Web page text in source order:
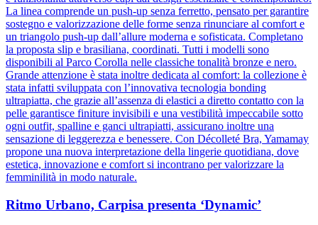
La linea comprende un push-up senza ferretto, pensato per garantire
sostegno e valorizzazione delle forme senza rinunciare al comfort e
un triangolo push-up dall’allure moderna e sofisticata. Completano
la proposta slip e brasiliana, coordinati. Tutti i modelli sono
disponibili al Parco Corolla nelle classiche tonalità bronze e nero.
Grande attenzione è stata inoltre dedicata al comfort: la collezione è
stata infatti sviluppata con l’innovativa tecnologia bonding
ultrapiatta, che grazie all’assenza di elastici a diretto contatto con la
pelle garantisce finiture invisibili e una vestibilità impeccabile sotto
ogni outfit, spalline e ganci ultrapiatti, assicurano inoltre una
sensazione di leggerezza e benessere. Con Décolleté Bra, Yamamay
propone una nuova interpretazione della lingerie quotidiana, dove
estetica, innovazione e comfort si incontrano per valorizzare la
femminilità in modo naturale.
Ritmo Urbano, Carpisa presenta ‘Dynamic’